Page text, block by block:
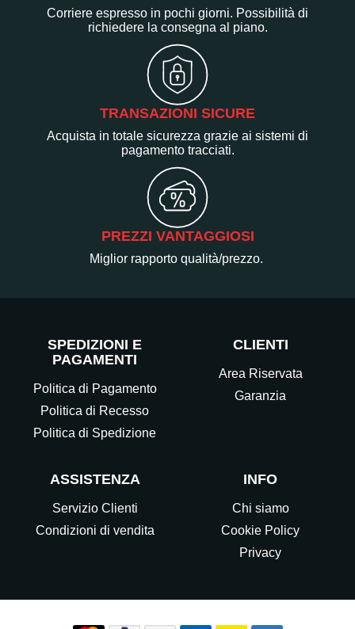
Corriere espresso in pochi giorni. Possibilità di
richiedere la consegna al piano.
TRANSAZIONI SICURE
Acquista in totale sicurezza grazie ai sistemi di
pagamento tracciati.
PREZZI VANTAGGIOSI
Miglior rapporto qualità/prezzo.
SPEDIZIONI E
PAGAMENTI
Politica di Pagamento
Politica di Recesso
Politica di Spedizione
CLIENTI
Area Riservata
Garanzia
ASSISTENZA
Servizio Clienti
Condizioni di vendita
INFO
Chi siamo
Cookie Policy
Privacy